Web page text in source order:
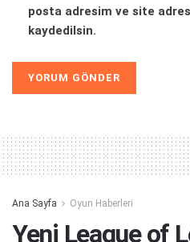
posta adresim ve site
kaydedilsin.
Ana Sayfa Oyun Haberleri
Yeni League of